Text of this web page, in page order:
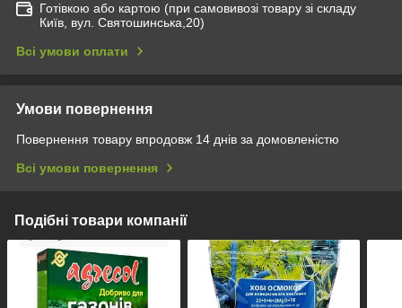
Готівкою або картою (при самовивозі товару зі складу
Київ, вул. Святошинська,20)
Всі умови оплати
Умови повернення
Повернення товару впродовж 14 днів за домовленістю
Всі умови повернення
Подібні товари компанії